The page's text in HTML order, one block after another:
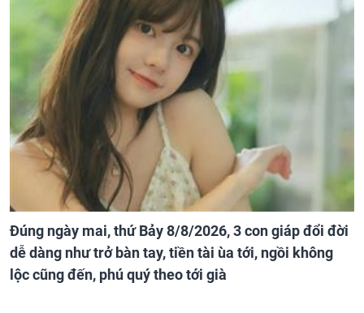
Đúng ngày mai, thứ Bảy 8/8/2026, 3 con giáp đổi đời
dễ dàng như trở bàn tay, tiền tài ùa tới, ngồi không
lộc cũng đến, phú quý theo tới già